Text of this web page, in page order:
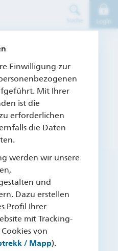
(Enter drücken)
(Enter drücken)
Einwilligung zur
Mit Ihrer
ist die
erforderlichen
die Daten
werden wir unsere
und
Dazu erstellen
Profil Ihrer
mit Tracking-
von
/ Mapp).